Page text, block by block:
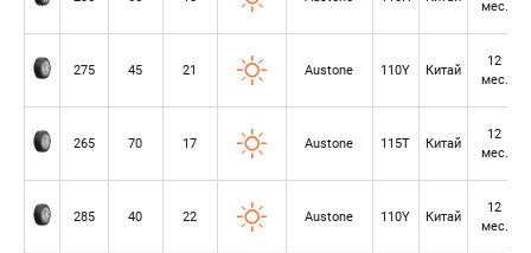
мес.
275 45 21 Austone 110Y Китай
12
мес.
265 70 17 Austone 115T Китай
12
мес.
285 40 22 Austone 110Y Китай
12
мес.